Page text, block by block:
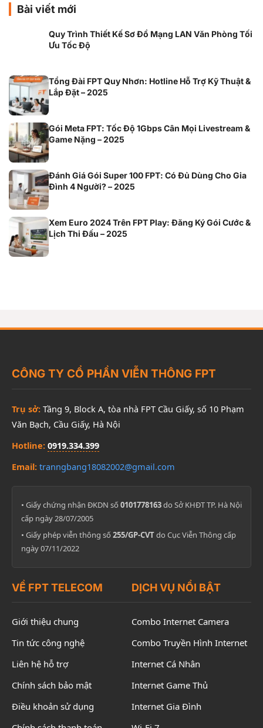
Bài viết mới
Quy Trình Thiết Kế Sơ Đồ Mạng LAN Văn Phòng Tối
Ưu Tốc Độ
Tổng Đài FPT Quy Nhơn: Hotline Hỗ Trợ Kỹ Thuật &
Lắp Đặt – 2025
Gói Meta FPT: Tốc Độ 1Gbps Cân Mọi Livestream &
Game Nặng – 2025
Đánh Giá Gói Super 100 FPT: Có Đủ Dùng Cho Gia
Đình 4 Người? – 2025
Xem Euro 2024 Trên FPT Play: Đăng Ký Gói Cước &
Lịch Thi Đấu – 2025
CÔNG TY CỔ PHẦN VIỄN THÔNG FPT
Trụ sở: Tầng 9, Block A, tòa nhà FPT Cầu Giấy, số 10 Phạm
Văn Bạch, Cầu Giấy, Hà Nội
Hotline: 0919.334.399
Email: tranngbang18082002@gmail.com
• Giấy chứng nhận ĐKDN số 0101778163do Sở KHĐT TP. Hà Nội
cấp ngày 28/07/2005
• Giấy phép viễn thông số 255/GP-CVTdo Cục Viễn Thông cấp
ngày 07/11/2022
VỀ FPT TELECOM
Giới thiệu chung
Tin tức công nghệ
Liên hệ hỗ trợ
Chính sách bảo mật
Điều khoản sử dụng
DỊCH VỤ NỔI BẬT
Combo Internet Camera
Combo Truyền Hình Internet
Internet Cá Nhân
Internet Game Thủ
Internet Gia Đình